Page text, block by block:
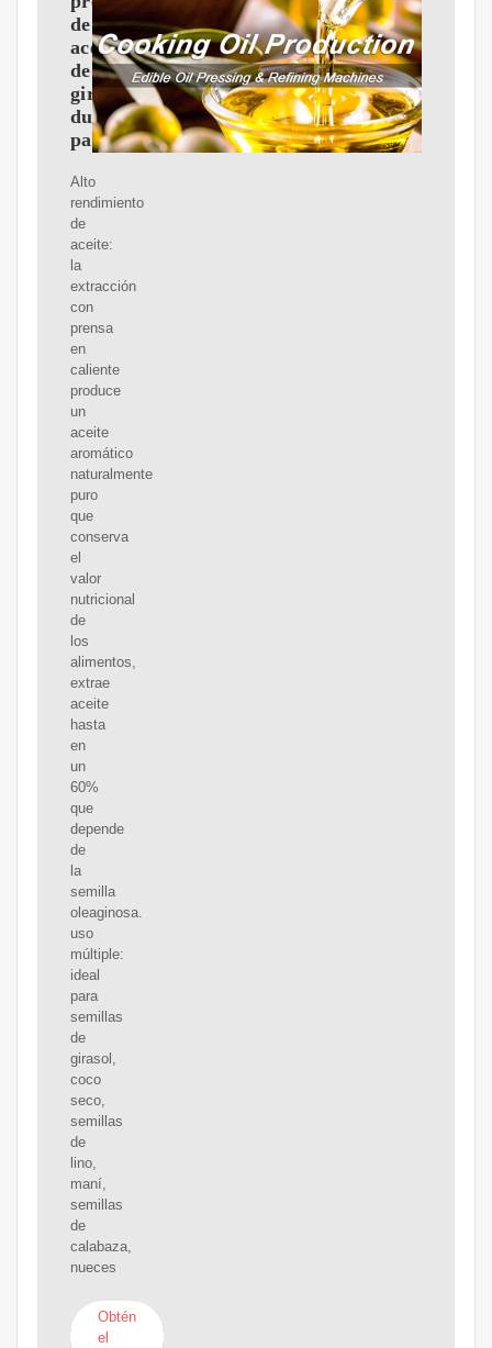
de
aceite
de
girasol
duradera
para
Alto
rendimiento
de
aceite:
la
extracción
con
prensa
en
caliente
produce
un
aceite
aromático
naturalmente
puro
que
conserva
el
valor
nutricional
de
los
alimentos,
extrae
aceite
hasta
en
un
60%
que
depende
de
la
semilla
oleaginosa.
uso
múltiple:
ideal
para
semillas
de
girasol,
coco
seco,
semillas
de
lino,
maní,
semillas
de
calabaza,
nueces
Obtén
el